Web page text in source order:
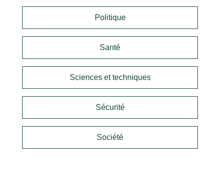
Politique
Santé
Sciences et techniques
Sécurité
Société